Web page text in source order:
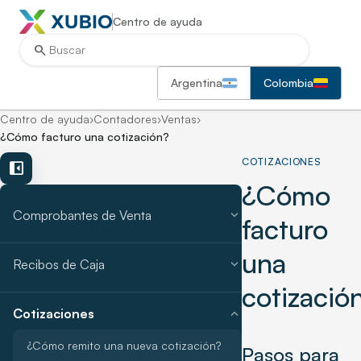
Centro de ayuda
search
Argentina Colombia
Centro de ayuda›Contadores›Ventas›
¿Cómo facturo una cotización?
left_panel_close
Comprobantes de Venta expand_more
Recibos de Caja expand_more
Cotizaciones expand_more
¿Cómo remito una nueva cotización?
COTIZACIONES
¿Cómo
facturo
una
Pasos para